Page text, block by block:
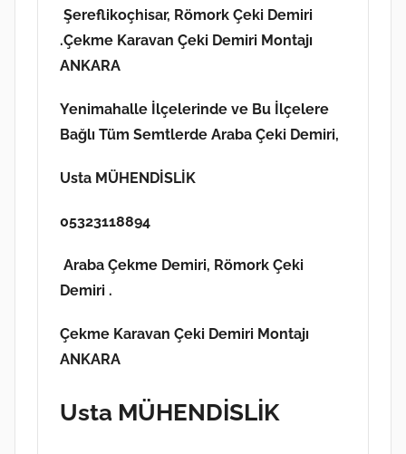
Şereflikoçhisar, Römork Çeki Demiri
.Çekme Karavan Çeki Demiri Montajı
ANKARA
Yenimahalle İlçelerinde ve Bu İlçelere
Bağlı Tüm Semtlerde Araba Çeki Demiri,
Usta MÜHENDİSLİK
05323118894
Araba Çekme Demiri, Römork Çeki
Demiri .
Çekme Karavan Çeki Demiri Montajı
ANKARA
Usta MÜHENDİSLİK